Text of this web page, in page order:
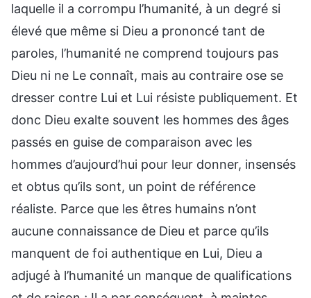
laquelle il a corrompu l’humanité, à un degré si
élevé que même si Dieu a prononcé tant de
paroles, l’humanité ne comprend toujours pas
Dieu ni ne Le connaît, mais au contraire ose se
dresser contre Lui et Lui résiste publiquement. Et
donc Dieu exalte souvent les hommes des âges
passés en guise de comparaison avec les
hommes d’aujourd’hui pour leur donner, insensés
et obtus qu’ils sont, un point de référence
réaliste. Parce que les êtres humains n’ont
aucune connaissance de Dieu et parce qu’ils
manquent de foi authentique en Lui, Dieu a
adjugé à l’humanité un manque de qualifications